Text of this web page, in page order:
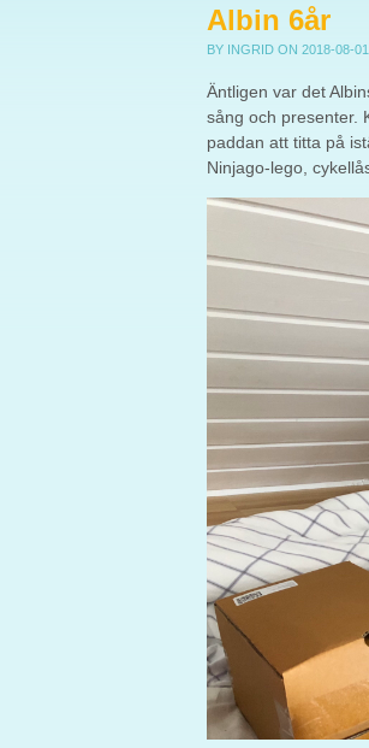
Albin 6år
BY INGRID ON 2018-08-01
Äntligen var det
sång och presenter.
paddan att titta på
Ninjago-lego,